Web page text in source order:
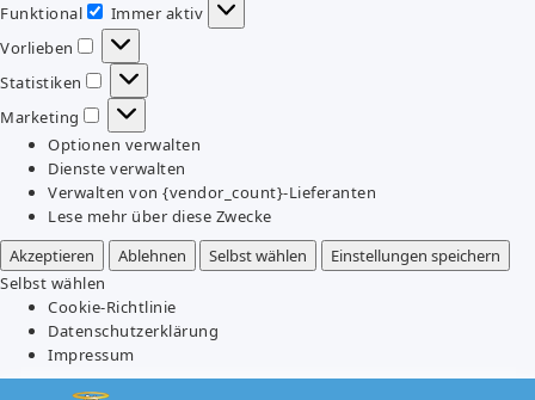
Funktional
Funktional
Immer aktiv
Vorlieben
Vorlieben
Statistiken
Statistiken
Marketing
Marketing
Optionen verwalten
Dienste verwalten
Verwalten von {vendor_count}-Lieferanten
Lese mehr über diese Zwecke
Akzeptieren
Ablehnen Selbst wählen
Einstellungen speichern
Selbst wählen
Cookie-Richtlinie
Datenschutzerklärung
Impressum